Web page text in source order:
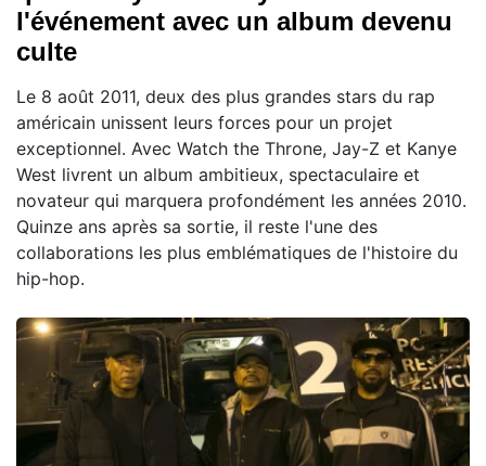
l'événement avec un album devenu
culte
Le 8 août 2011, deux des plus grandes stars du rap
américain unissent leurs forces pour un projet
exceptionnel. Avec Watch the Throne, Jay-Z et Kanye
West livrent un album ambitieux, spectaculaire et
novateur qui marquera profondément les années 2010.
Quinze ans après sa sortie, il reste l'une des
collaborations les plus emblématiques de l'histoire du
hip-hop.